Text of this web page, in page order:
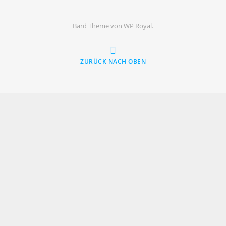
Bard Theme von WP Royal.
ZURÜCK NACH OBEN